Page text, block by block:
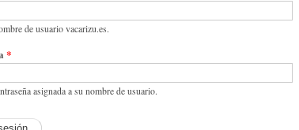
de usuario vacarizu.es.
*
asignada a su nombre de usuario.